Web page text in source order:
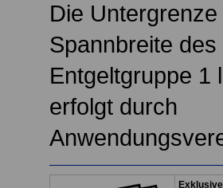
Die
Spannbreite
Entgeltgruppe 1
erfolgt durch